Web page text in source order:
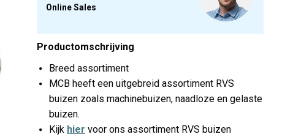
Online Sales
Productomschrijving
Breed assortiment
MCB heeft een uitgebreid assortiment RVS
buizen zoals machinebuizen, naadloze en gelaste
buizen.
Kijk hier voor ons assortiment RVS buizen